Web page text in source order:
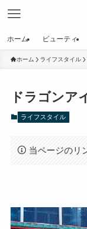
ホーム ビューティ
ホーム ライフスタイル
ドラゴンア
ライフスタイル
当ページのリ